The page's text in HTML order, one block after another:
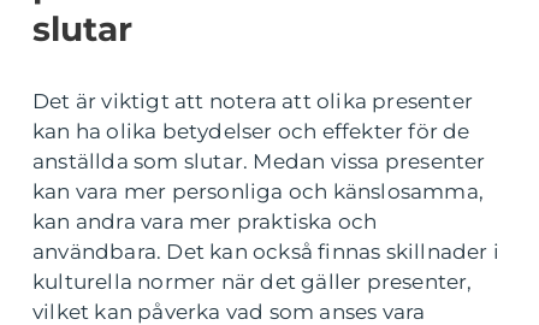
slutar
Det är viktigt att notera att olika presenter
kan ha olika betydelser och effekter för de
anställda som slutar. Medan vissa presenter
kan vara mer personliga och känslosamma,
kan andra vara mer praktiska och
användbara. Det kan också finnas skillnader i
kulturella normer när det gäller presenter,
vilket kan påverka vad som anses vara